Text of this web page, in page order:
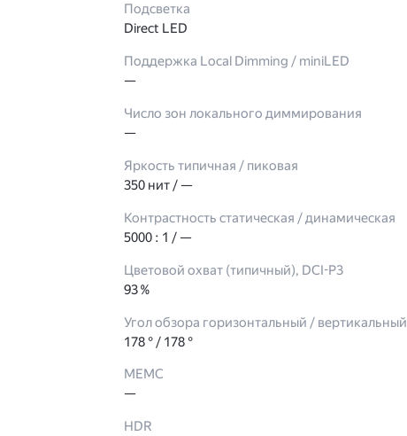
Подсветка
Direct LED
Поддержка Local Dimming / miniLED
—
Число зон локального диммирования
—
Яркость типичная / пиковая
350 нит / —
Контрастность статическая / динамическая
5000 : 1 / —
Цветовой охват (типичный), DCI-P3
93 %
Угол обзора горизонтальный / вертикальный
178 ° / 178 °
МЕМС
—
HDR